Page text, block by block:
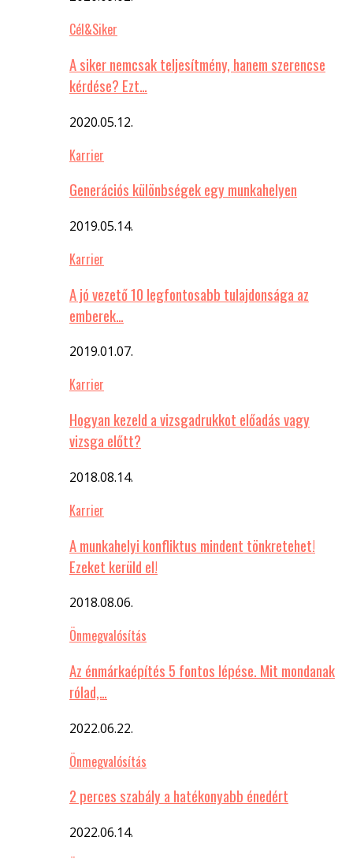
Cél&Siker
A siker nemcsak teljesítmény, hanem szerencse
kérdése? Ezt…
2020.05.12.
Karrier
Generációs különbségek egy munkahelyen
2019.05.14.
Karrier
A jó vezető 10 legfontosabb tulajdonsága az
emberek…
2019.01.07.
Karrier
Hogyan kezeld a vizsgadrukkot előadás vagy
vizsga előtt?
2018.08.14.
Karrier
A munkahelyi konfliktus mindent tönkretehet!
Ezeket kerüld el!
2018.08.06.
Önmegvalósítás
Az énmárkaépítés 5 fontos lépése. Mit mondanak
rólad,…
2022.06.22.
Önmegvalósítás
2 perces szabály a hatékonyabb énedért
2022.06.14.